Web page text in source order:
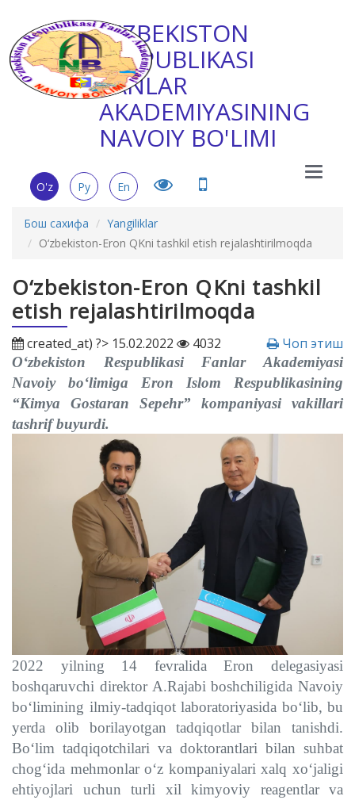
O'ZBEKISTON
RESPUBLIKASI
FANLAR
AKADEMIYASINING
NAVOIY BO'LIMI
Main
O'z Ру En
Бош сахифа
Yangiliklar
O‘zbekiston-Eron QKni tashkil etish rejalashtirilmoqda
O‘zbekiston-Eron QKni tashkil
etish rejalashtirilmoqda
created_at) ?> 15.02.2022 4032 Чоп этиш
O‘zbekiston Respublikasi Fanlar Akademiyasi
Navoiy bo‘limiga Eron Islom Respublikasining
“Kimya Gostaran Sepehr” kompaniyasi vakillari
tashrif buyurdi.
2022 yilning 14 fevralida Eron delegasiyasi
boshqaruvchi direktor A.Rajabi boshchiligida Navoiy
bo‘limining ilmiy-tadqiqot laboratoriyasida bo‘lib, bu
yerda olib borilayotgan tadqiqotlar bilan tanishdi.
Bo‘lim tadqiqotchilari va doktorantlari bilan suhbat
chog‘ida mehmonlar o‘z kompaniyalari xalq xo‘jaligi
ehtiyojlari uchun turli xil kimyoviy reagentlar va